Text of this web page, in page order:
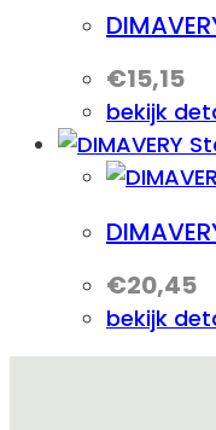
€15,15
bekijk
€20,45
bekijk